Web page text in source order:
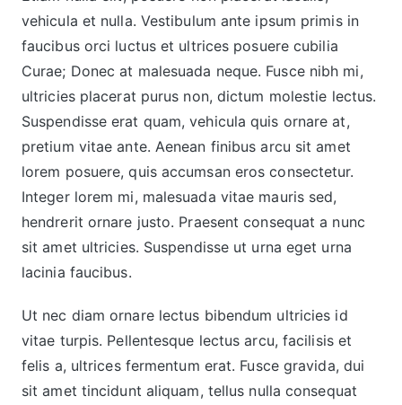
vehicula et nulla. Vestibulum ante ipsum primis in
faucibus orci luctus et ultrices posuere cubilia
Curae; Donec at malesuada neque. Fusce nibh mi,
ultricies placerat purus non, dictum molestie lectus.
Suspendisse erat quam, vehicula quis ornare at,
pretium vitae ante. Aenean finibus arcu sit amet
lorem posuere, quis accumsan eros consectetur.
Integer lorem mi, malesuada vitae mauris sed,
hendrerit ornare justo. Praesent consequat a nunc
sit amet ultricies. Suspendisse ut urna eget urna
lacinia faucibus.
Ut nec diam ornare lectus bibendum ultricies id
vitae turpis. Pellentesque lectus arcu, facilisis et
felis a, ultrices fermentum erat. Fusce gravida, dui
sit amet tincidunt aliquam, tellus nulla consequat